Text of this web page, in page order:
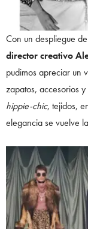
Con un despliegue de
director creativo
pudimos apreciar un
zapatos, accesorios
hippie-chic, tejidos,
elegancia se vuelve